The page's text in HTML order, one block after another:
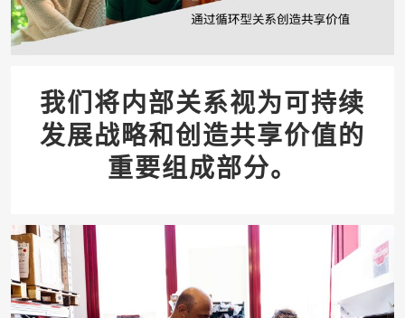
我们将内部关系视为可持续
发展战略和创造共享价值的
重要组成部分。